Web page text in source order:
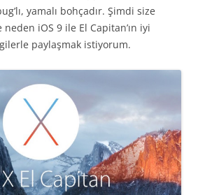
yamalı bohçadır. Şimdi size
iOS 9 ile El Capitan’ın iyi
paylaşmak istiyorum.